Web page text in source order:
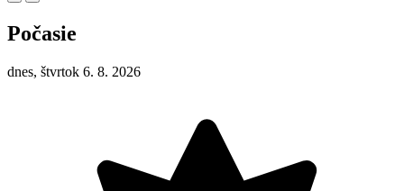
Počasie
dnes, štvrtok 6. 8. 2026